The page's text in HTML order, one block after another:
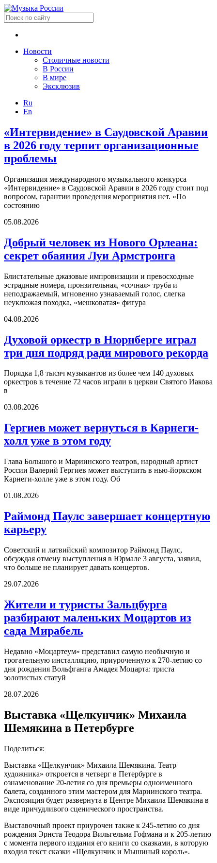
Новости
Столичные новости
В России
В мире
Эксклюзив
Ru
En
«Интервидение» в Саудовской Аравии
в 2026 году терпит организационные
проблемы
Организация международного музыкального конкурса
«Интервидение» в Саудовской Аравии в 2026 году стоит под
вопросом, гарантии проведения мероприятия нет. «По
состоянию
05.08.2026
Добрый человек из Нового Орлеана:
секрет обаяния Луи Армстронга
Блистательные джазовые импровизации и превосходные
эстрадные номера, пронзительная, «сочная» труба и
неподражаемый, мгновенно узнаваемый голос, слегка
неуклюжая походка, «мешковатая» фигура
04.08.2026
Духовой оркестр в Нюрнберге играл
три дня подряд ради мирового рекорда
Порядка 1,8 тысяч музыкантов из более чем 140 духовых
оркестров в течение 72 часов играли в церкви Святого Иакова
в
03.08.2026
Гергиев может вернуться в Карнеги-
холл уже в этом году
Глава Большого и Мариинского театров, народный артист
России Валерий Гергиев может выступить в нью-йоркском
Карнеги-холле уже в этом году. Об
01.08.2026
Раймонд Паулс завершает концертную
карьеру
Советский и латвийский композитор Раймонд Паулс,
обсуждая отмену выступления в Юрмале 3 августа, заявил,
что больше не планирует давать концертов.
29.07.2026
Жители и туристы Зальцбурга
разбирают маленьких Моцартов из
сада Мирабель
Недавно «Моцартеум» представил самую необычную и
трогательную инсталляцию, приуроченную к 270-летию со
дня рождения Вольфганга Амадея Моцарта: триста
золотистых статуй
28.07.2026
Выставка «Щелкунчик» Михаила
Шемякина в Петербурге
Поделиться:
Выставка «Щелкунчик» Михаила Шемякина. Театр
художника» откроется в четверг в Петербурге в
ознаменование 20-летия со дня премьеры одноименного
балета, созданного этим мастером для Мариинского театра.
Экспозиция будет развернута в Центре Михаила Шемякина в
виде причудливого сценического пространства.
Выставочный проект приурочен также к 245-летию со дня
рождения Эрнста Теодора Вильгельма Гофмана и к 205-летию
с момента первого издания его книги со сказками, в которую
входил текст сказки «Щелкунчик и Мышиный король».